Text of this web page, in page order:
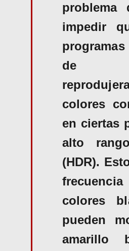
problema
impedir
de
colores
en ciertas
alto
(HDR).
colores
pueden
amarillo